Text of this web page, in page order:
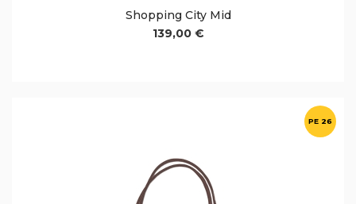
Shopping City Mid
139,00 €
PE 26